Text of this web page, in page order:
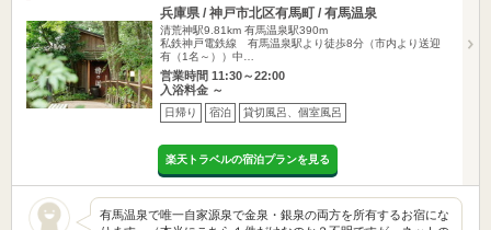
兵庫県 / 神戸市北区有馬町 / 有馬温泉
清荒神駅9.81km 有馬温泉駅390m
私鉄神戸電鉄線 有馬温泉駅より徒歩8分（市内より送迎
有（1名～））中…
営業時間 11:30～22:00
入浴料金 ～
日帰り 宿泊 貸切風呂、個室風呂
楽天トラベルの宿泊プランを見る
有馬温泉で唯一自家源泉で金泉・銀泉の両方を所有するお宿にな